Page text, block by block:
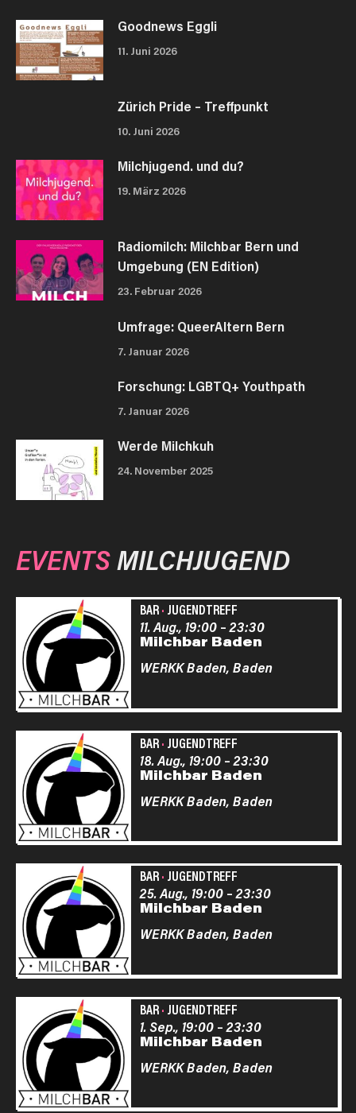
Goodnews Eggli
11. Juni 2026
Zürich Pride – Treffpunkt
10. Juni 2026
Milchjugend. und du?
19. März 2026
Radiomilch: Milchbar Bern und
Umgebung (EN Edition)
23. Februar 2026
Umfrage: QueerAltern Bern
7. Januar 2026
Forschung: LGBTQ+ Youthpath
7. Januar 2026
Werde Milchkuh
24. November 2025
EVENTSMILCHJUGEND
BAR· JUGENDTREFF
Milchbar Baden
11. Aug., 19:00–23:30
WERKK Baden, Baden
BAR· JUGENDTREFF
Milchbar Baden
18. Aug., 19:00–23:30
WERKK Baden, Baden
BAR· JUGENDTREFF
Milchbar Baden
25. Aug., 19:00–23:30
WERKK Baden, Baden
BAR· JUGENDTREFF
Milchbar Baden
1. Sep., 19:00–23:30
WERKK Baden, Baden